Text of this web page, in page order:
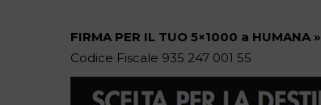
FIRMA PER IL TUO 5×1000 a HUMANA »
Codice Fiscale 935 247 001 55